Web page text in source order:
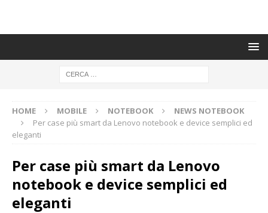
HOME MOBILE NOTEBOOK
NEWS NOTEBOOK
Per case più smart da Lenovo notebook e device semplici ed
eleganti
Per case più smart da Lenovo
notebook e device semplici ed
eleganti